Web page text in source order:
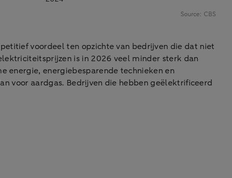
voordeel ten opzichte van bedrijven die dat niet
is in 2026 veel minder sterk dan
energie, energiebesparende technieken en
voor aardgas. Bedrijven die hebben geëlektrificeerd